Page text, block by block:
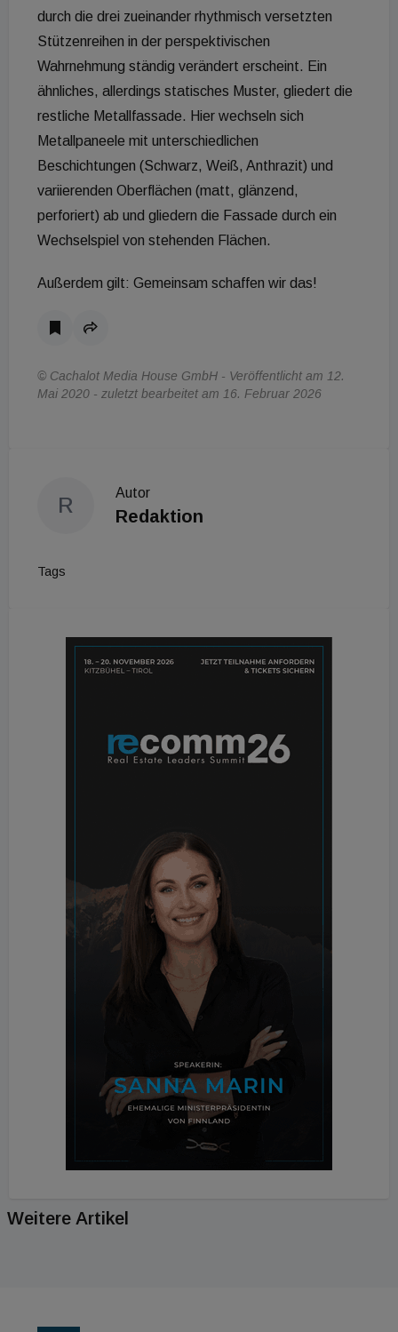
durch die drei zueinander rhythmisch versetzten
Stützenreihen in der perspektivischen
Wahrnehmung ständig verändert erscheint. Ein
ähnliches, allerdings statisches Muster, gliedert die
restliche Metallfassade. Hier wechseln sich
Metallpaneele mit unterschiedlichen
Beschichtungen (Schwarz, Weiß, Anthrazit) und
variierenden Oberflächen (matt, glänzend,
perforiert) ab und gliedern die Fassade durch ein
Wechselspiel von stehenden Flächen.
Außerdem gilt: Gemeinsam schaffen wir das!
© Cachalot Media House GmbH - Veröffentlicht am 12.
Mai 2020 - zuletzt bearbeitet am 16. Februar 2026
R
Autor
Redaktion
Tags
Weitere Artikel